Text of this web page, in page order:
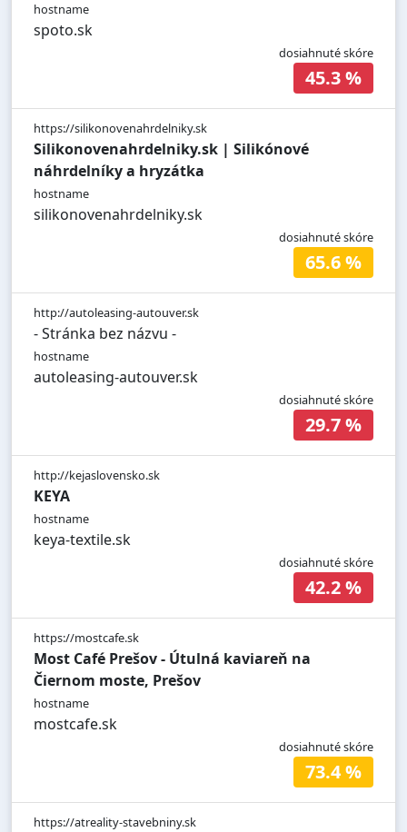
hostname
spoto.sk
dosiahnuté skóre
45.3 %
https://silikonovenahrdelniky.sk
Silikonovenahrdelniky.sk | Silikónové
náhrdelníky a hryzátka
hostname
silikonovenahrdelniky.sk
dosiahnuté skóre
65.6 %
http://autoleasing-autouver.sk
- Stránka bez názvu -
hostname
autoleasing-autouver.sk
dosiahnuté skóre
29.7 %
http://kejaslovensko.sk
KEYA
hostname
keya-textile.sk
dosiahnuté skóre
42.2 %
https://mostcafe.sk
Most Café Prešov - Útulná kaviareň na
Čiernom moste, Prešov
hostname
mostcafe.sk
dosiahnuté skóre
73.4 %
https://atreality-stavebniny.sk